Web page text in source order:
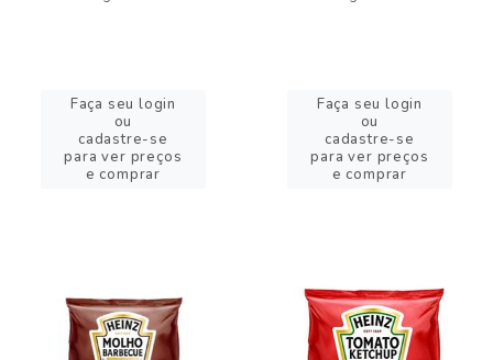
Faça seu login
ou
cadastre-se
para ver preços
e comprar
Faça seu login
ou
cadastre-se
para ver preços
e comprar